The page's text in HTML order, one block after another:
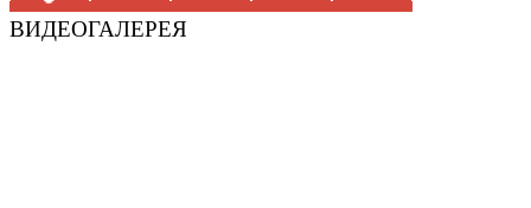
ВИДЕОГАЛЕРЕЯ